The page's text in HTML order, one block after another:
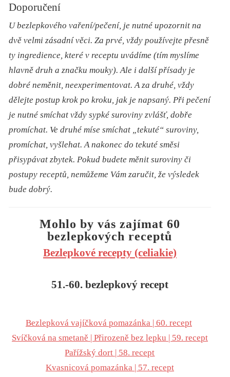
Doporučení
U bezlepkového vaření/pečení, je nutné upozornit na
dvě velmi zásadní věci. Za prvé, vždy používejte přesně
ty ingredience, které v receptu uvádíme (tím myslíme
hlavně druh a značku mouky). Ale i další přísady je
dobré neměnit, neexperimentovat. A za druhé, vždy
dělejte postup krok po kroku, jak je napsaný. Při pečení
je nutné smíchat vždy sypké suroviny zvlášť, dobře
promíchat. Ve druhé míse smíchat „tekuté“ suroviny,
promíchat, vyšlehat. A nakonec do tekuté směsi
přisypávat zbytek.Pokud budete měnit suroviny či
postupy receptů, nemůžeme Vám zaručit, že výsledek
bude dobrý.
Mohlo by vás zajímat 60
bezlepkových receptů
Bezlepkové recepty (celiakie)
51.-60. bezlepkový recept
Bezlepková vajíčková pomazánka | 60. recept
Svíčková na smetaně | Přirozeně bez lepku | 59. recept
Pařížský dort | 58. recept
Kvasnicová pomazánka | 57. recept